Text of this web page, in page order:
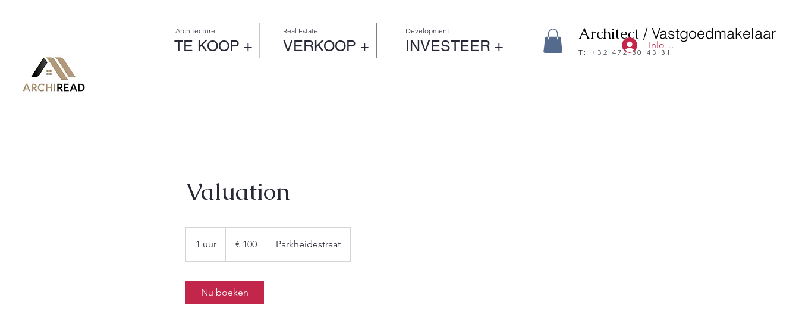
Architecture
TE KOOP +
Real Estate
VERKOOP +
Development
INVESTEER +
Architect / Vastgoedmakelaar
T: +32 472 30 43 31
Inloggen
Valuation
1 uur € 100 Parkheidestraat
Nu boeken